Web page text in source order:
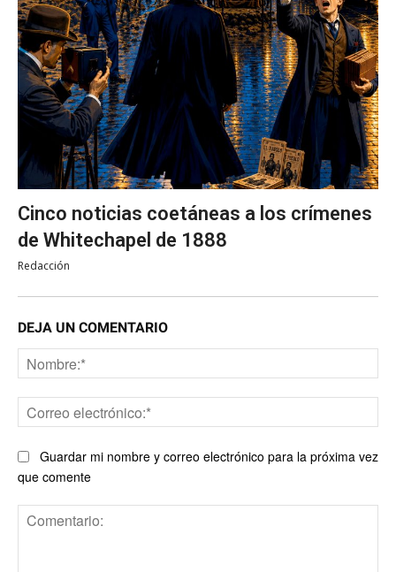
Cinco noticias coetáneas a los crímenes
de Whitechapel de 1888
Redacción
DEJA UN COMENTARIO
Guardar mi nombre y correo electrónico para la próxima vez
que comente